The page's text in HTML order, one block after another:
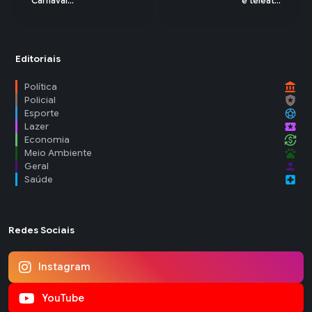
Editoriais
Política account_balance
Policial local_police
Esporte sports_soccer
Lazer local_activity
Economia currency_exchange
Meio Ambiente pets
Geral person
Saúde local_hospital
Redes Sociais
Instagram
YouTube